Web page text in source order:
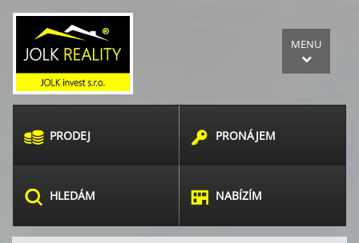
MENU
PRODEJ PRONÁJEM
HLEDÁM NABÍZÍM